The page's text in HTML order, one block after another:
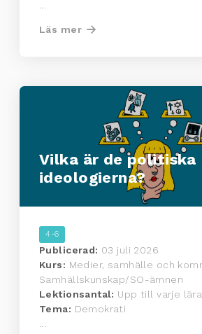
Läs mer
Vilka är de politiska
ideologierna?
4-6
Publicerad: 03 juli 2026
Kurs: Medier, samhälle och
Samhällskunskap/SO-ämnen
Lektionsantal: Upp till varje
Tema: Demokrati
...